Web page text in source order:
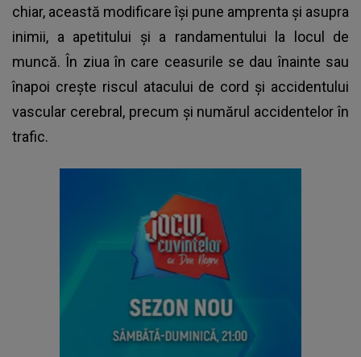
chiar, această modificare își pune amprenta și asupra
inimii, a apetitului și a randamentului la locul de
muncă. În ziua în care ceasurile se dau înainte sau
înapoi crește riscul atacului de cord și accidentului
vascular cerebral, precum și numărul accidentelor în
trafic.